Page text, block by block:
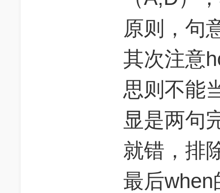
原则，句
其次注意
思则不能
显是两句
就错，排
最后when